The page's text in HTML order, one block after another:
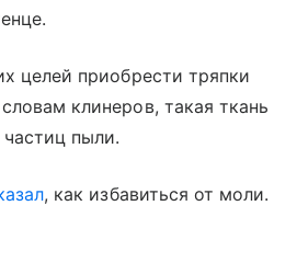
целей приобрести тряпки
клинеров, такая ткань
пыли.
, как избавиться от моли.